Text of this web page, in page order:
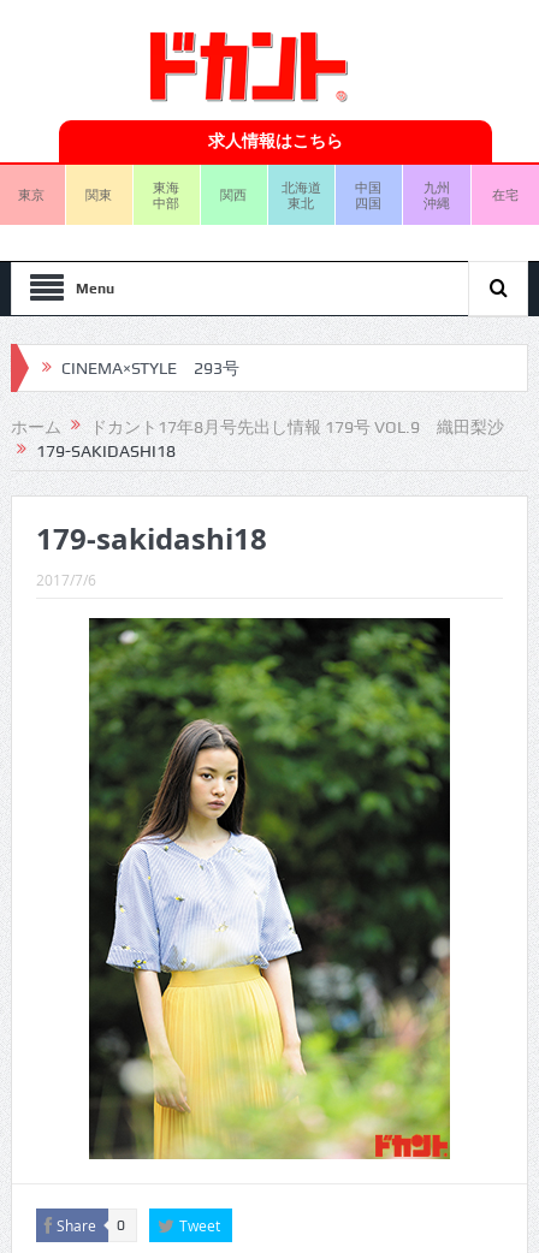
求人情報はこちら
東京 関東
東海
中部
関西
北海道
東北
中国
四国
九州
沖縄
在宅
Menu
CINEMA×STYLE 293号
CINEMA×STYLE 292号
CINEMA×STYLE 291号
CINEMA×STYLE 289号
CINEMA×STYLE 287号
CINEMA×STYLE 286号
CINEMA×STYLE 285号
CINEMA×STYLE 294号
ホーム
ドカント17年8月号先出し情報 179号 VOL.9 織田梨沙
179-SAKIDASHI18
179-sakidashi18
2017/7/6
Share 0 Tweet